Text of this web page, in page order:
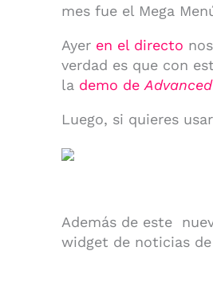
mes fue el Mega
Ayer en el directo
verdad es que con
la demo de
Luego, si quieres
Además de este
widget de noticias de